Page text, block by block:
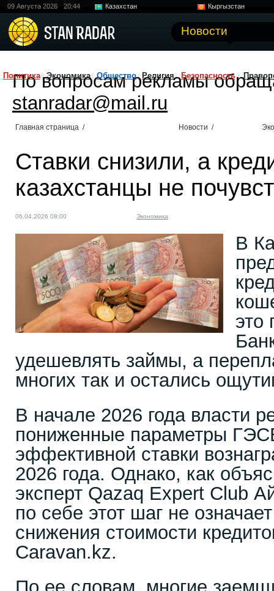
09 Августа 2026 20:44 Казахстан
Кыргызстан
Новости
Политика Экономика Общество Религия Безопасность
По вопросам рекламы
stanradar@mail.ru
Главная страница / Новости /
Ставки снизили, а
казахстанцы не
06.04.2026 08:00 Экономика
В
это
удешевлять займы, а
многих так и остались
В начале 2026 года власти
пониженные параметры
эффективной ставки
2026 года. Однако, как
эксперт Qazaq Expert Club
по себе этот шаг не
снижения стоимости
Caravan.kz.